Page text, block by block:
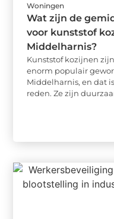
Woningen
Wat zijn de
voor kunststof
Middelharnis?
Kunststof kozijnen
enorm populair
Middelharnis, en dat
reden. Ze zijn